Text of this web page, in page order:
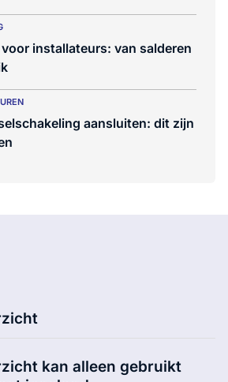
installateurs: van salderen
aansluiten: dit zijn
kan alleen gebruikt